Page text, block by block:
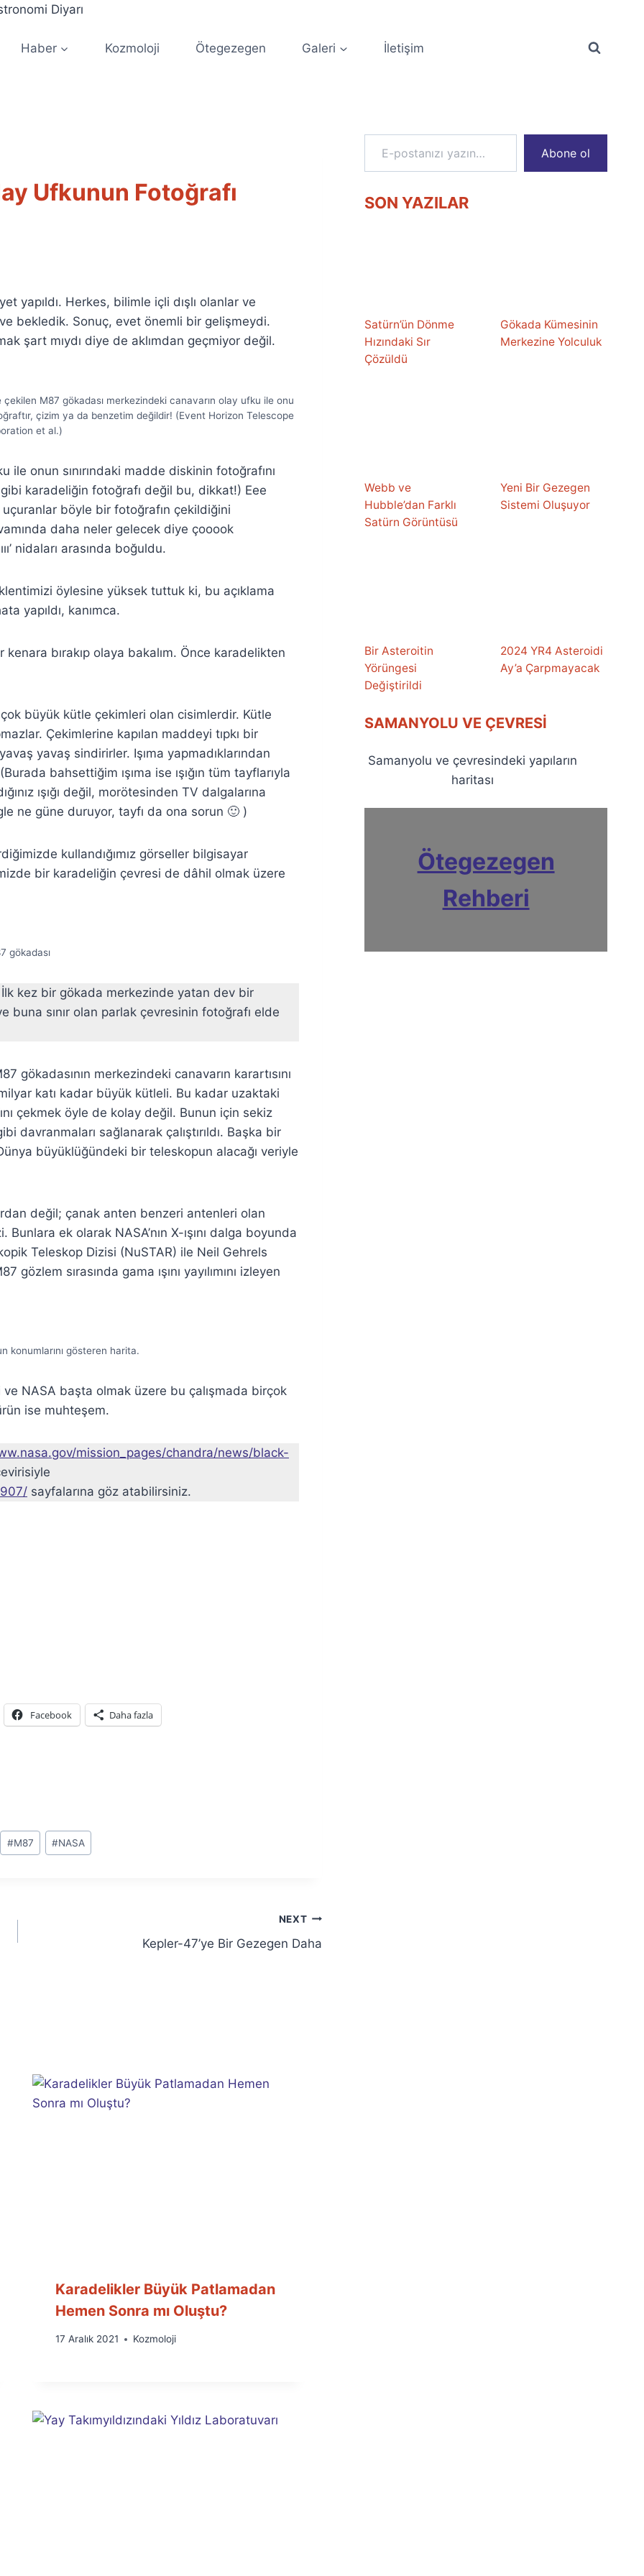
Haber Kozmoloji Ötegezegen Galeri İletişim
Ufkunun Fotoğrafı
yapıldı. Herkes, bilimle içli dışlı olanlar ve
bekledik. Sonuç, evet önemli bir gelişmeydi.
şart mıydı diye de aklımdan geçmiyor değil.
M87 gökadası merkezindeki canavarın olay ufku ile onu
çizim ya da benzetim değildir! (Event Horizon Telescope
et al.)
ile onun sınırındaki madde diskinin fotoğrafını
karadeliğin fotoğrafı değil bu, dikkat!) Eee
böyle bir fotoğrafın çekildiğini
daha neler gelecek diye çooook
nidaları arasında boğuldu.
öylesine yüksek tuttuk ki, bu açıklama
yapıldı, kanımca.
kenara bırakıp olaya bakalım. Önce karadelikten
büyük kütle çekimleri olan cisimlerdir. Kütle
Çekimlerine kapılan maddeyi tıpkı bir
yavaş sindirirler. Işıma yapmadıklarından
bahsettiğim ışıma ise ışığın tüm tayflarıyla
ışığı değil, morötesinden TV dalgalarına
ne güne duruyor, tayfı da ona sorun 🙂 )
kullandığımız görseller bilgisayar
bir karadeliğin çevresi de dâhil olmak üzere
gökadası
kez bir gökada merkezinde yatan dev bir
buna sınır olan parlak çevresinin fotoğrafı elde
gökadasının merkezindeki canavarın karartısını
katı kadar büyük kütleli. Bu kadar uzaktaki
çekmek öyle de kolay değil. Bunun için sekiz
davranmaları sağlanarak çalıştırıldı. Başka bir
büyüklüğündeki bir teleskopun alacağı veriyle
değil; çanak anten benzeri antenleri olan
ek olarak NASA’nın X-ışını dalga boyunda
Teleskop Dizisi (NuSTAR) ile Neil Gehrels
gözlem sırasında gama ışını yayılımını izleyen
konumlarını gösteren harita.
NASA başta olmak üzere bu çalışmada birçok
ise muhteşem.
mission_pages/chandra/news/black-
sayfalarına göz atabilirsiniz.
Facebook Daha fazla
#M87 #NASA
NEXT
Kepler-47’ye Bir Gezegen Daha
Karadelikler Büyük Patlamadan
Hemen Sonra mı Oluştu?
By
17 Aralık 2021 Kozmoloji
E-postanızı yazın…
Abone ol
SON YAZILAR
Satürn’ün Dönme
Hızındaki Sır
Çözüldü
Gökada Kümesinin
Merkezine Yolculuk
Webb ve
Hubble’dan Farklı
Satürn Görüntüsü
Yeni Bir Gezegen
Sistemi Oluşuyor
Bir Asteroitin
Yörüngesi
Değiştirildi
2024 YR4 Asteroidi
Ay’a Çarpmayacak
SAMANYOLU VE ÇEVRESI
Samanyolu ve çevresindeki yapıların
haritası
Ötegezegen
Rehberi